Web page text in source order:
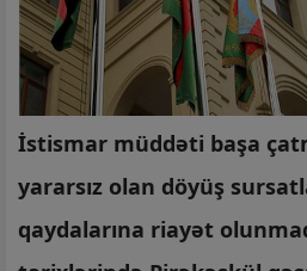
İstismar müddəti başa
yararsız olan döyüş
qaydalarına riayət